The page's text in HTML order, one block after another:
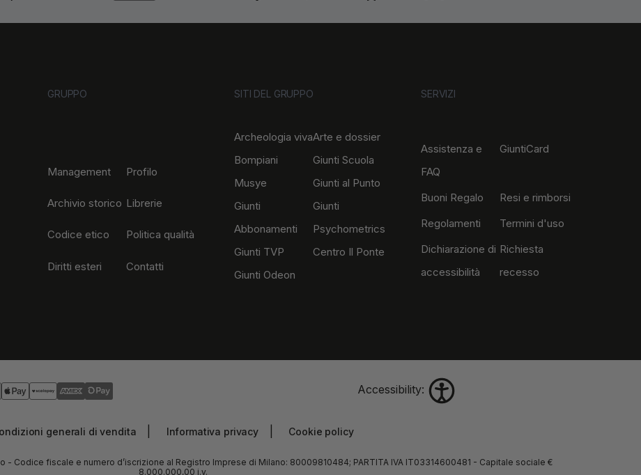
GRUPPO
Management Profilo
Archivio storico Librerie
Codice etico Politica qualità
Diritti esteri Contatti
SITI DEL GRUPPO
Archeologia vivaArte e dossier
Bompiani
Giunti Scuola
Musye
Giunti al Punto
Giunti
Abbonamenti
Giunti
Psychometrics
Giunti TVP
Centro Il Ponte
Giunti Odeon
SERVIZI
Assistenza e
FAQ
GiuntiCard
Buoni Regalo
Resi e rimborsi
Regolamenti
Termini d'uso
Dichiarazione di
accessibilità
Richiesta
recesso
Accessibility:
generali di vendita Informativa privacy Cookie policy
- Codice fiscale e numero d’iscrizione al Registro Imprese di Milano: 80009810484; PARTITA IVA IT03314600481 - Capitale sociale €
8.000.000,00 i.v.